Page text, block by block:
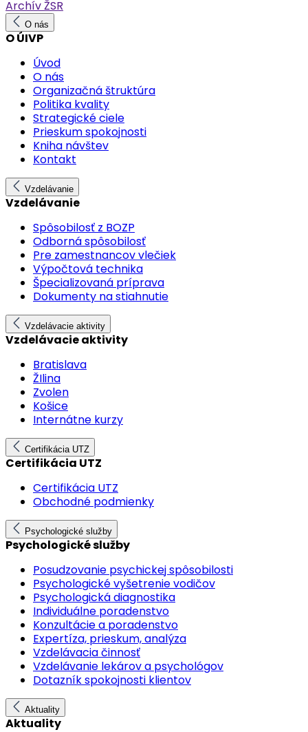
Archív ŽSR
O nás
O ÚIVP
Úvod
O nás
Organizačná štruktúra
Politika kvality
Strategické ciele
Prieskum spokojnosti
Kniha návštev
Kontakt
Vzdelávanie
Vzdelávanie
Spôsobilosť z BOZP
Odborná spôsobilosť
Pre zamestnancov vlečiek
Výpočtová technika
Špecializovaná príprava
Dokumenty na stiahnutie
Vzdelávacie aktivity
Vzdelávacie aktivity
Bratislava
ŽIlina
Zvolen
Košice
Internátne kurzy
Certifikácia UTZ
Certifikácia UTZ
Certifikácia UTZ
Obchodné podmienky
Psychologické služby
Psychologické služby
Posudzovanie psychickej spôsobilosti
Psychologické vyšetrenie vodičov
Psychologická diagnostika
Individuálne poradenstvo
Konzultácie a poradenstvo
Expertíza, prieskum, analýza
Vzdelávacia činnosť
Vzdelávanie lekárov a psychológov
Dotazník spokojnosti klientov
Aktuality
Aktuality